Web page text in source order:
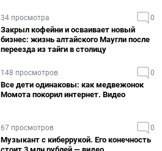
34 просмотра 0
Закрыл кофейни и осваивает новый
бизнес: жизнь алтайского Маугли после
переезда из тайги в столицу
148 просмотров 0
Все дети одинаковы: как медвежонок
Момота покорил интернет. Видео
67 просмотров 0
Музыкант с киберрукой. Его конечность